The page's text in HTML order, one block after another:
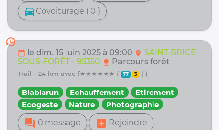
directions_car Covoiturage ( 0 )
history
calendar_today le dim. 15 juin 2025 à 09:00 location_on SAINT-BRICE-
SOUS-FORÊT - 95350 nature Parcours forêt
trail - 24 km avec f★★★★★★ ( 77 3 | )
Blablarun Echauffement
Etirement
Ecogeste
Nature Photographie
forum 0 message add_box Rejoindre